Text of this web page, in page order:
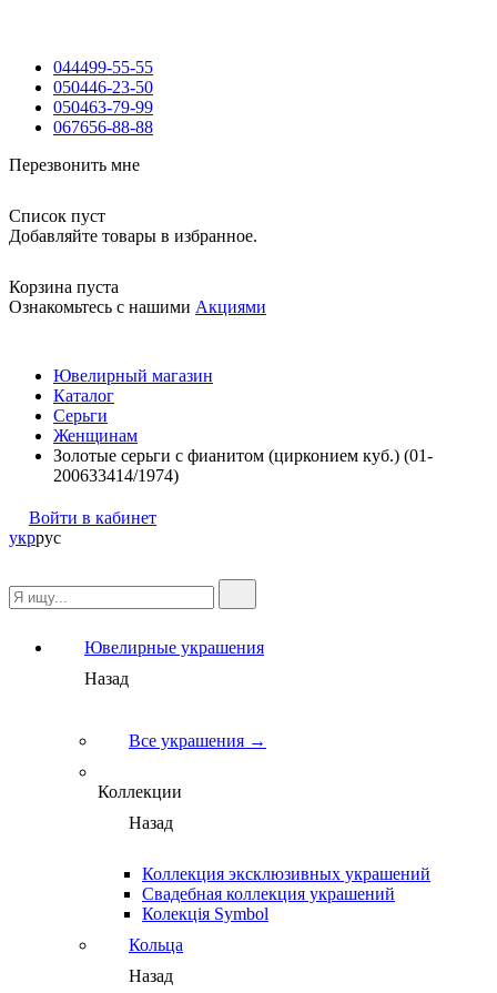
044499-55-55
050446-23-50
050463-79-99
067656-88-88
Перезвонить мне
Список пуст
Добавляйте товары в избранное.
Корзина пуста
Ознакомьтесь с нашими Акциями
Ювелирный магазин
Каталог
Серьги
Женщинам
Золотые серьги с фианитом (цирконием куб.) (01-
200633414/1974)
Войти в кабинет
укррус
Ювелирные украшения
Назад
Все украшения →
Коллекции
Назад
Коллекция эксклюзивных украшений
Свадебная коллекция украшений
Колекція Symbol
Кольца
Назад